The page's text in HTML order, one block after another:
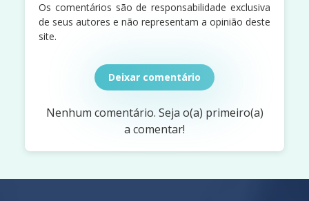
Os comentários são de responsabilidade exclusiva
de seus autores e não representam a opinião deste
site.
Deixar comentário
Nenhum comentário. Seja o(a) primeiro(a)
a comentar!